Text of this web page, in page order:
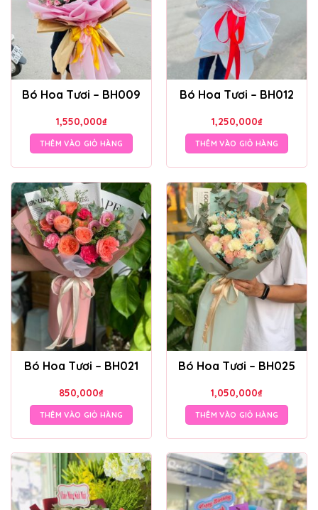
Bó Hoa Tươi – BH009
1,550,000₫
THÊM VÀO GIỎ HÀNG
Bó Hoa Tươi – BH012
1,250,000₫
THÊM VÀO GIỎ HÀNG
Bó Hoa Tươi – BH021
850,000₫
THÊM VÀO GIỎ HÀNG
Bó Hoa Tươi – BH025
1,050,000₫
THÊM VÀO GIỎ HÀNG